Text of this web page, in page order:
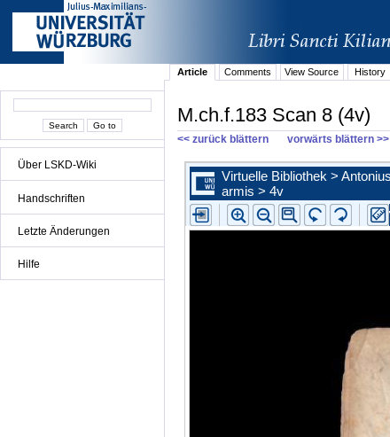
Über LSKD-Wiki
Handschriften
Letzte Änderungen
Hilfe
Article
Comments View Source History
M.ch.f.183 Scan 8 (4v)
<< zurück blättern vorwärts blättern >>